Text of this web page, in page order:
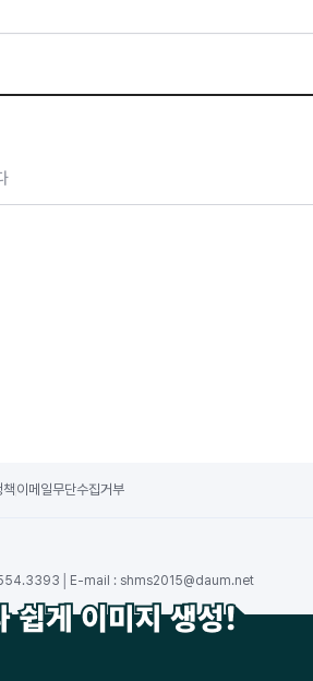
이메일무단수집거부
mail : shms2015@daum.net